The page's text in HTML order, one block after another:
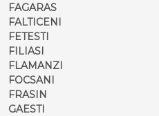
FAGARAS
FALTICENI
FETESTI
FILIASI
FLAMANZI
FOCSANI
FRASIN
GAESTI